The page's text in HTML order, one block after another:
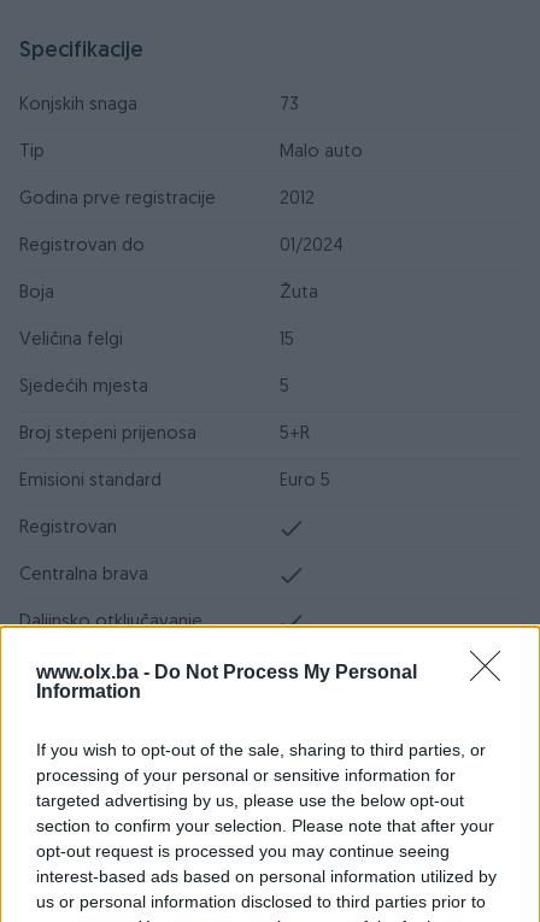
www.olx.ba - Do Not Process My Personal
Information
If you wish to opt-out of the sale, sharing to third parties, or
processing of your personal or sensitive information for
targeted advertising by us, please use the below opt-out
section to confirm your selection. Please note that after your
opt-out request is processed you may continue seeing
interest-based ads based on personal information utilized by
us or personal information disclosed to third parties prior to
Specifikacije
Konjskih snaga 73
Tip Malo auto
Godina prve registracije 2012
Registrovan do 01/2024
Boja Žuta
Veličina felgi 15
Sjedećih mjesta 5
Broj stepeni prijenosa 5+R
Emisioni standard Euro 5
Registrovan
Centralna brava
Daljinsko otključavanje
Airbag
Servo volan
Servisna knjiga
Datum objave 02.09.2023